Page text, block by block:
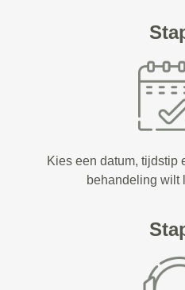
Kies een datum, tijdstip
behandeling wilt